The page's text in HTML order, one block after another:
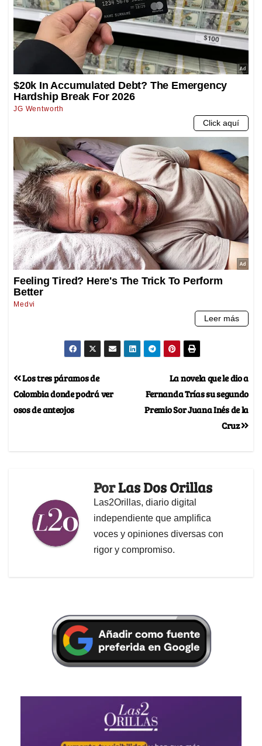
La novela que le dio a
Fernanda Trías su segundo
Premio Sor Juana Inés de la
Cruz
Los tres páramos de
Colombia donde podrá ver
osos de anteojos
PorLas Dos Orillas
Las2Orillas, diario digital
independiente que amplifica
voces y opiniones diversas con
rigor y compromiso.